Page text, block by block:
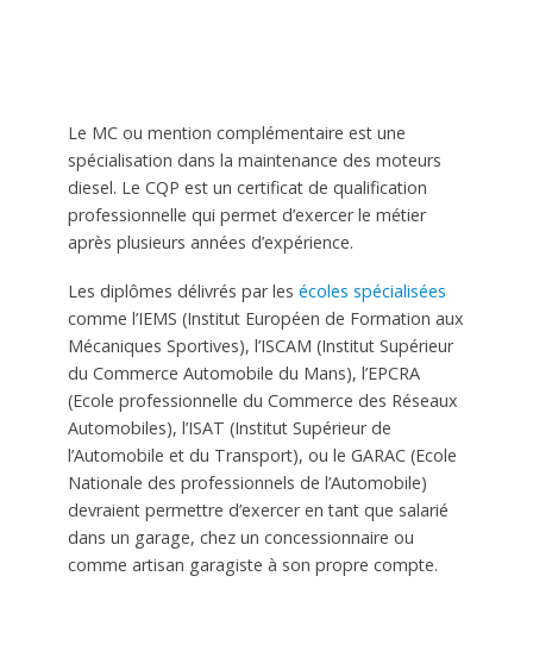
Le MC ou mention complémentaire est une
spécialisation dans la maintenance des moteurs
diesel. Le CQP est un certificat de qualification
professionnelle qui permet d’exercer le métier
après plusieurs années d’expérience.
Les diplômes délivrés par les écoles spécialisées
comme l’IEMS (Institut Européen de Formation aux
Mécaniques Sportives), l’ISCAM (Institut Supérieur
du Commerce Automobile du Mans), l’EPCRA
(Ecole professionnelle du Commerce des Réseaux
Automobiles), l’ISAT (Institut Supérieur de
l’Automobile et du Transport), ou le GARAC (Ecole
Nationale des professionnels de l’Automobile)
devraient permettre d’exercer en tant que salarié
dans un garage, chez un concessionnaire ou
comme artisan garagiste à son propre compte.